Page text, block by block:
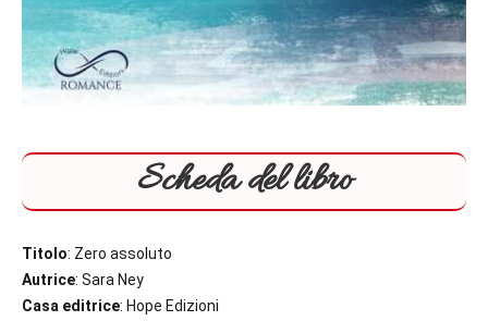
Scheda del libro
Titolo: Zero assoluto
Autrice: Sara Ney
Casa editrice: Hope Edizioni